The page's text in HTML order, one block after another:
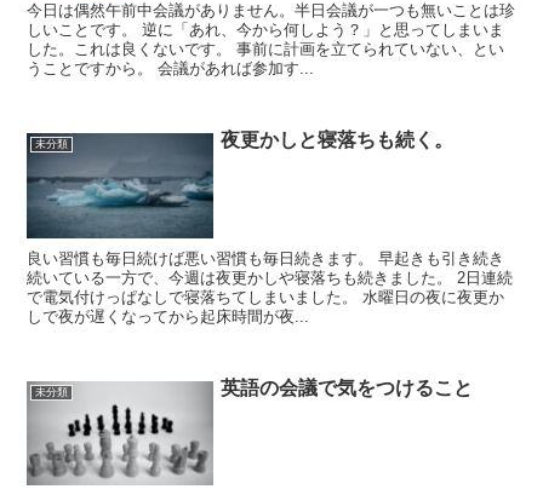
今日は偶然午前中会議がありません。半日会議が一つも無いことは珍
しいことです。 逆に「あれ、今から何しよう？」と思ってしまいま
した。これは良くないです。 事前に計画を立てられていない、とい
うことですから。 会議があれば参加す...
未分類 夜更かしと寝落ちも続く。
良い習慣も毎日続けば悪い習慣も毎日続きます。 早起きも引き続き
続いている一方で、今週は夜更かしや寝落ちも続きました。 2日連続
で電気付けっぱなしで寝落ちてしまいました。 水曜日の夜に夜更か
しで夜が遅くなってから起床時間が夜...
未分類 英語の会議で気をつけること